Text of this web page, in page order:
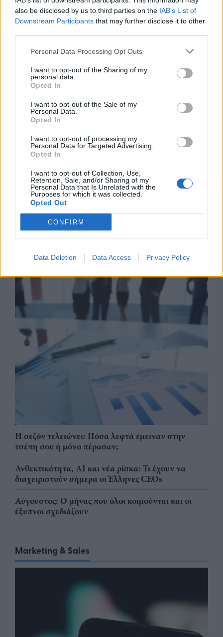
also be disclosed by us to third parties on the IAB’s List of
Downstream Participants that may further disclose it to other
Personal Data Processing Opt Outs
I want to opt-out of the Sharing of my
personal data.
Opted In
I want to opt-out of the Sale of my
Personal Data.
Opted In
I want to opt-out of processing my
Personal Data for Targeted Advertising.
Opted In
I want to opt-out of Collection, Use,
Retention, Sale, and/or Sharing of my
Personal Data that Is Unrelated with the
Purposes for which it was collected.
Opted Out
CONFIRM
Data Deletion Data Access Privacy Policy
προσαρμοσμένο EBITDA στα
€1,2 δισ.
05/08/26|17:58
Στην εξαγορά του 75% των
ΗΛΕΚΤΩΡ - THALIS προχωρά ο
Όμιλος AKTOR, στο πλαίσιο
παρέδωσε στην τοπική κοινωνία
το γήπεδο μπάσκετ στον
05/08/26|14:50
Business Know-how
Η σεζόν τελειώνει: Πόσα λεφτά έμειναν στην
τσέπη σου ή μόνο πέρασαν;
Ανθεκτικότητα, AI και νέα ρίσκα: Τι έχουν να
διαχειριστούν σήμερα οι Έλληνες CEOs
Αύγουστος: Ο μήνας που όλοι κοιμούνται και οι
έξυπνοι σχεδιάζουν
Marketing & Sales